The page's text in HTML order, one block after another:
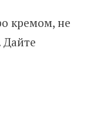
кремом, не
Дайте